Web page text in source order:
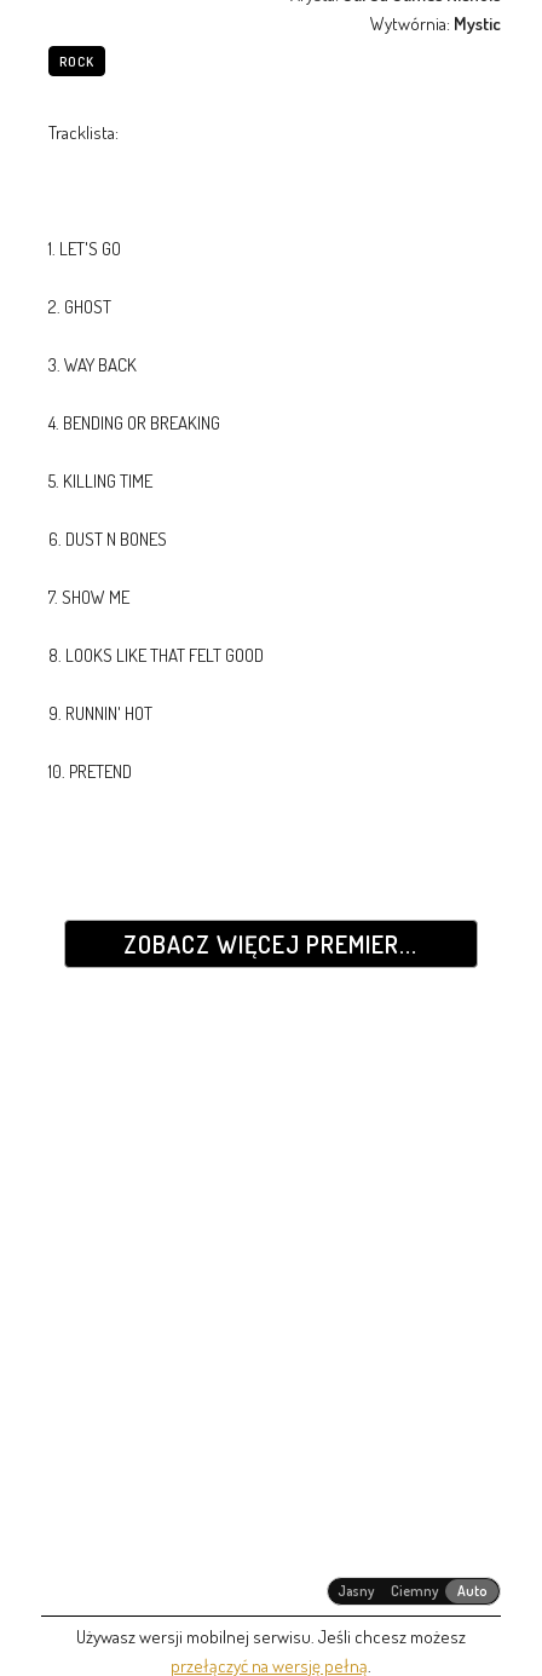
Wytwórnia: Mystic
ROCK
Tracklista:
1. LET'S GO
2. GHOST
3. WAY BACK
4. BENDING OR BREAKING
5. KILLING TIME
6. DUST N BONES
7. SHOW ME
8. LOOKS LIKE THAT FELT GOOD
9. RUNNIN' HOT
10. PRETEND
ZOBACZ WIĘCEJ PREMIER...
Jasny Ciemny Auto
Używasz wersji mobilnej serwisu. Jeśli chcesz możesz
przełączyć na wersję pełną